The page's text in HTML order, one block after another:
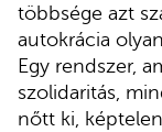
többsége azt
autokrácia
Egy rendszer,
szolidaritás,
nőtt ki,